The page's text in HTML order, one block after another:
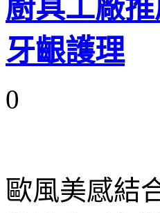
廚具工廠
牙齦護理
0
歐風美感結